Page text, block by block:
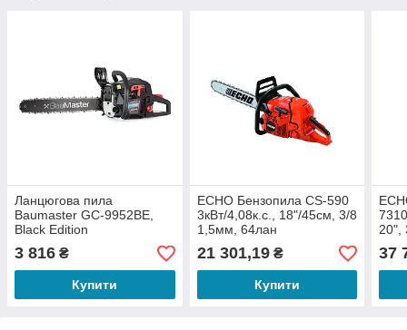
Ланцюгова пила
Baumaster GC-9952BE,
Black Edition
3 816 ₴
Купити
ECHO Бензопила CS-590
3кВт/4,08к.с., 18"/45см, 3/8
1,5мм, 64лан
21 301,19₴
Купити
20",
37